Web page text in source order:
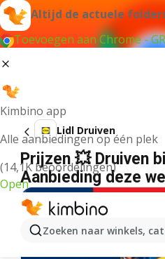
Altijd de actuele
Toevoegen aan Chrome -
Kimbino app
Alle aanbiedingen op één plek
(14,1K beoordelingen)
Open
Zoeken naar winkels,
Lidl Druiven
Prijzen 💥 Druiven
Aanbieding deze